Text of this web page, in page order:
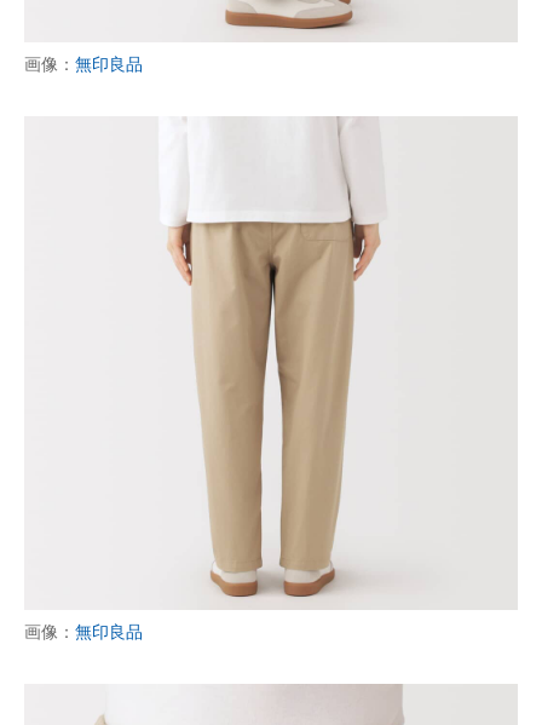
画像： 無印良品
画像： 無印良品